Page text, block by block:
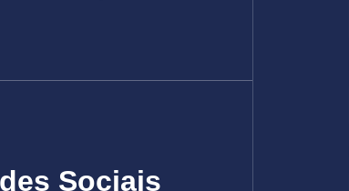
Sociais